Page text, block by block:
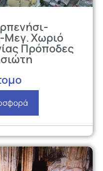
Μεγ. Χωριό
Πρόποδες